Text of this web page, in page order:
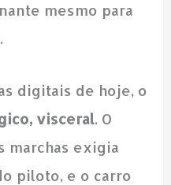
mesmo para
digitais de hoje, o
visceral. O
marchas exigia
piloto, e o carro